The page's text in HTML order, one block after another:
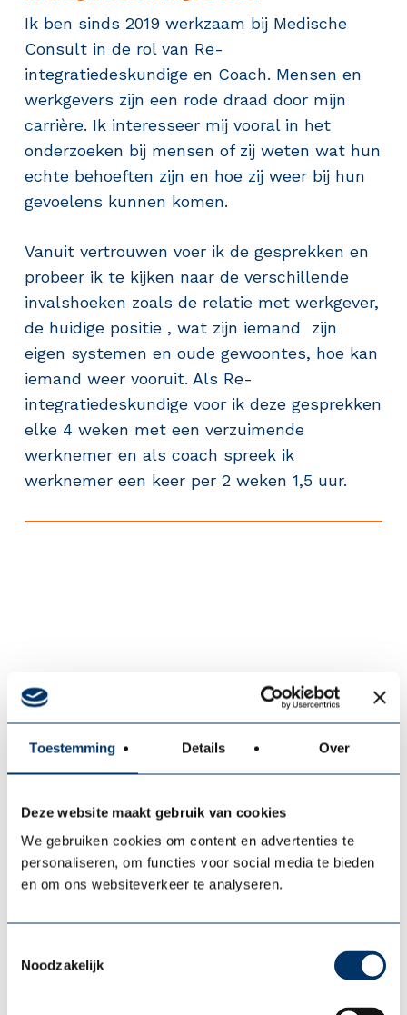
Toestemming Details Over
Deze website maakt gebruik van cookies
We gebruiken cookies om content en advertenties te
personaliseren, om functies voor social media te bieden
en om ons websiteverkeer te analyseren.
Noodzakelijk
Ik ben sinds 2019 werkzaam bij Medische
Consult in de rol van Re-
integratiedeskundige en Coach. Mensen en
werkgevers zijn een rode draad door mijn
carrière. Ik interesseer mij vooral in het
onderzoeken bij mensen of zij weten wat hun
echte behoeften zijn en hoe zij weer bij hun
gevoelens kunnen komen.
Vanuit vertrouwen voer ik de gesprekken en
probeer ik te kijken naar de verschillende
invalshoeken zoals de relatie met werkgever,
de huidige positie , wat zijn iemand zijn
eigen systemen en oude gewoontes, hoe kan
iemand weer vooruit. Als Re-
integratiedeskundige voor ik deze gesprekken
elke 4 weken met een verzuimende
werknemer en als coach spreek ik
werknemer een keer per 2 weken 1,5 uur.
Manager Finance & Bedrijfsvoering